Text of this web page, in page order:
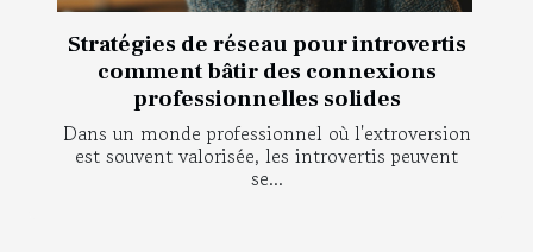
Stratégies de réseau pour introvertis
comment bâtir des connexions
professionnelles solides
Dans un monde professionnel où l'extroversion
est souvent valorisée, les introvertis peuvent
se...